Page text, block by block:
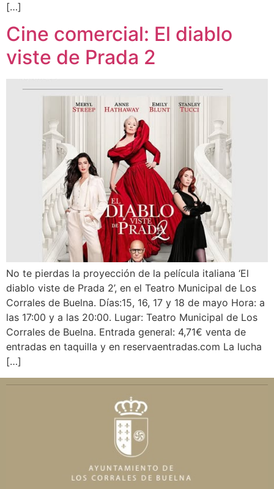
[…]
Cine comercial: El diablo
viste de Prada 2
No te pierdas la proyección de la película italiana ‘El
diablo viste de Prada 2’, en el Teatro Municipal de Los
Corrales de Buelna. Días:15, 16, 17 y 18 de mayo Hora: a
las 17:00 y a las 20:00. Lugar: Teatro Municipal de Los
Corrales de Buelna. Entrada general: 4,71€ venta de
entradas en taquilla y en reservaentradas.com La lucha
[…]